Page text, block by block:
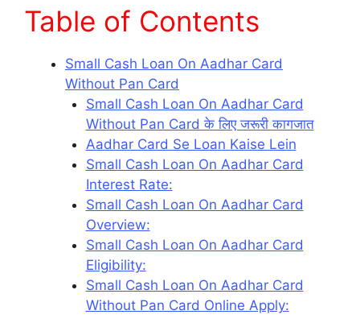
Table of Contents
Small Cash Loan On Aadhar Card
Without Pan Card
Small Cash Loan On Aadhar Card
Without Pan Card के लिए जरूरी कागजात
Aadhar Card Se Loan Kaise Lein
Small Cash Loan On Aadhar Card
Interest Rate:
Small Cash Loan On Aadhar Card
Overview:
Small Cash Loan On Aadhar Card
Eligibility:
Small Cash Loan On Aadhar Card
Without Pan Card Online Apply: